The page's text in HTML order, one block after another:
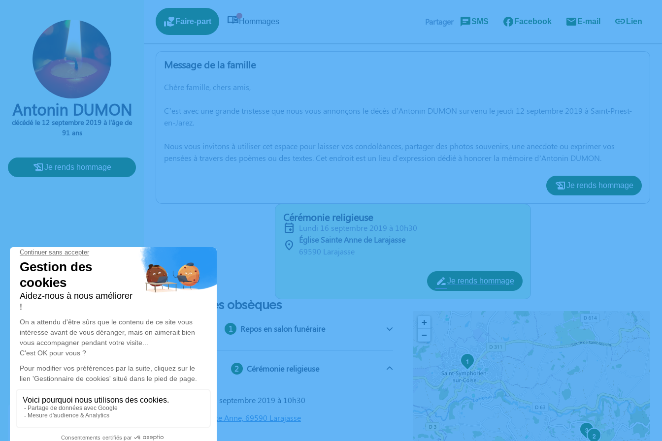
Antonin DUMON
décédé le 12 septembre 2019 à l'âge de
91 ans
Je rends hommage
Faire-part Hommages Partager SMS Facebook E-mail Lien
Message de la famille
Chère famille, chers amis,
C’est avec une grande tristesse que nous vous annonçons le décès d’Antonin DUMON survenu le jeudi 12 septembre 2019 à Saint-Priest-
en-Jarez.
Nous vous invitons à utiliser cet espace pour laisser vos condoléances, partager des photos souvenirs, une anecdote ou exprimer vos
pensées à travers des poèmes ou des textes. Cet endroit est un lieu d'expression dédié à honorer la mémoire d’Antonin DUMON.
Je rends hommage
Cérémonie religieuse
lundi 16 septembre 2019 à 10h30
Église Sainte Anne de Larajasse
69590 Larajasse
Je rends hommage
Déroulé des obsèques
Repos en salon funéraire
Cérémonie religieuse
Le lundi 16 septembre 2019 à 10h30
Église Sainte Anne, 69590 Larajasse
1
2
3
+
−